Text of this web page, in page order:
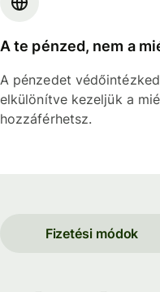
A te pénzed, nem a
A pénzedet
elkülönítve kezeljük a
hozzáférhetsz.
Fizetési módok